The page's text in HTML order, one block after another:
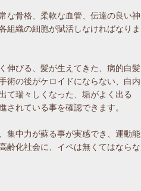
な骨格、柔軟な血管、伝達の良い神
組織の細胞が賦活しなければなりま
伸びる、髪が生えてきた、病的白髪
術の後がケロイドにならない、白内
て瑞々しくなった、垢がよく出る
されている事を確認できます。
集中力が蘇る事が実感でき、運動能
齢化社会に、イペは無くてはならな